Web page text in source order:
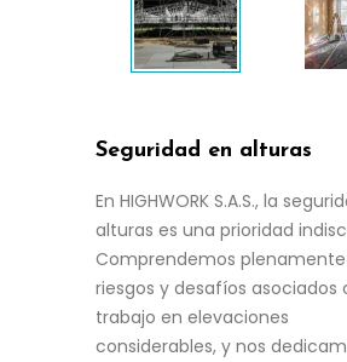
Seguridad en alturas
En HIGHWORK S.A.S., la
alturas es una prioridad
Comprendemos plenamente
riesgos y desafíos asociados
trabajo en elevaciones
considerables, y nos